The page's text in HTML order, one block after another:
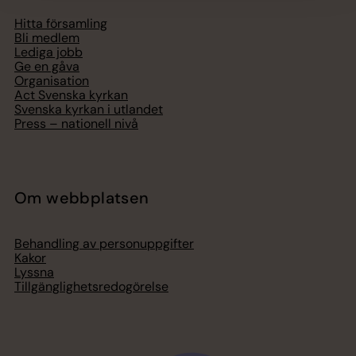
Hitta församling
Bli medlem
Lediga jobb
Ge en gåva
Organisation
Act Svenska kyrkan
Svenska kyrkan i utlandet
Press – nationell nivå
Om webbplatsen
Behandling av personuppgifter
Kakor
Lyssna
Tillgänglighetsredogörelse